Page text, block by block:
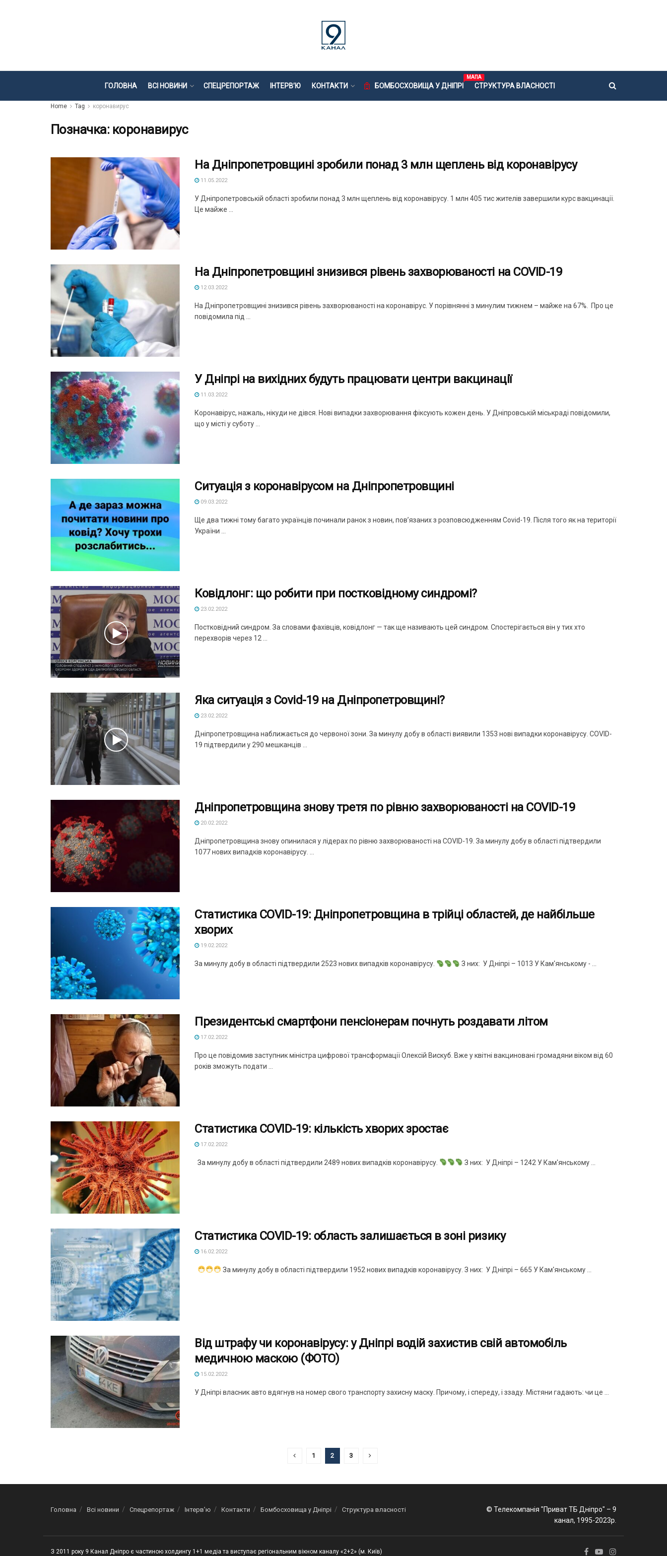
ГОЛОВНА ВСІ НОВИНИ СПЕЦРЕПОРТАЖ ІНТЕРВ’Ю КОНТАКТИ БОМБОСХОВИЩА У ДНІПРІ
МАПА
СТРУКТУРА ВЛАСНОСТІ
Home Tag коронавирус
Позначка: коронавирус
На Дніпропетровщині зробили понад 3 млн щеплень від коронавірусу
11.05.2022
У Дніпропетровській області зробили понад 3 млн щеплень від коронавірусу. 1 млн 405 тис жителів завершили курс вакцинації.
Це майже ...
На Дніпропетровщині знизився рівень захворюваності на COVID-19
12.03.2022
На Дніпропетровщині знизився рівень захворюваності на коронавірус. У порівнянні з минулим тижнем – майже на 67%. Про це
повідомила під ...
У Дніпрі на вихідних будуть працювати центри вакцинації
11.03.2022
Коронавірус, нажаль, нікуди не дівся. Нові випадки захворювання фіксують кожен день. У Дніпровській міськраді повідомили,
що у місті у суботу ...
Ситуація з коронавірусом на Дніпропетровщині
09.03.2022
Ще два тижні тому багато українців починали ранок з новин, пов’язаних з розповсюдженням Covid-19. Після того як на території
України ...
Ковідлонг: що робити при постковідному синдромі?
23.02.2022
Постковідний синдром. За словами фахівців, ковідлонг — так ще називають цей синдром. Спостерігається він у тих хто
перехворів через 12 ...
Яка ситуація з Covid-19 на Дніпропетровщині?
23.02.2022
Дніпропетровщина наближається до червоної зони. За минулу добу в області виявили 1353 нові випадки коронавірусу. COVID-
19 підтвердили у 290 мешканців ...
Дніпропетровщина знову третя по рівню захворюваності на COVID-19
20.02.2022
Дніпропетровщина знову опинилася у лідерах по рівню захворюваності на COVID-19. За минулу добу в області підтвердили
1077 нових випадків коронавірусу. ...
​Статистика COVID-19: Дніпропетровщина в трійці областей, де найбільше
хворих
19.02.2022
За минулу добу в області підтвердили 2523 нових випадків коронавірусу. З них: У Дніпрі – 1013 У Кам'янському - ...
Президентські смартфони пенсіонерам почнуть роздавати літом
17.02.2022
Про це повідомив заступник міністра цифрової трансформації Олексій Вискуб. Вже у квітні вакциновані громадяни віком від 60
років зможуть подати ...
​Статистика COVID-19: кількість хворих зростає
17.02.2022
За минулу добу в області підтвердили 2489 нових випадків коронавірусу. З них: У Дніпрі – 1242 У Кам'янському ...
Статистика COVID-19: область залишається в зоні ризику
16.02.2022
За минулу добу в області підтвердили 1952 нових випадків коронавірусу. З них: У Дніпрі – 665 У Кам'янському ...
Від штрафу чи коронавірусу: у Дніпрі водій захистив свій автомобіль
медичною маскою (ФОТО)
15.02.2022
У Дніпрі власник авто вдягнув на номер свого транспорту захисну маску. Причому, і спереду, і ззаду. Містяни гадають: чи це ...
1 2 3
Головна Всі новини Спецрепортаж Інтерв’ю Контакти Бомбосховища у Дніпрі Структура власності
© Телекомпанія "Приват ТБ Дніпро" – 9
канал, 1995-2023р.
З 2011 року 9 Канал Дніпро є частиною холдингу 1+1 медіа та виступає регіональним вікном каналу «2+2» (м. Київ)